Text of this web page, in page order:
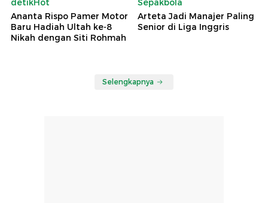
detikHot
Ananta Rispo Pamer Motor
Baru Hadiah Ultah ke-8
Nikah dengan Siti Rohmah
Sepakbola
Arteta Jadi Manajer Paling
Senior di Liga Inggris
Selengkapnya